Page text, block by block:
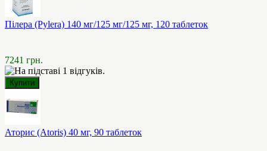
Пілера (Pylera) 140 мг/125 мг/125 мг, 120 таблеток
7241 грн.
Аторис (Atoris) 40 мг, 90 таблеток